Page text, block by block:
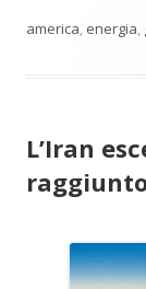
america, energia,
L’Iran